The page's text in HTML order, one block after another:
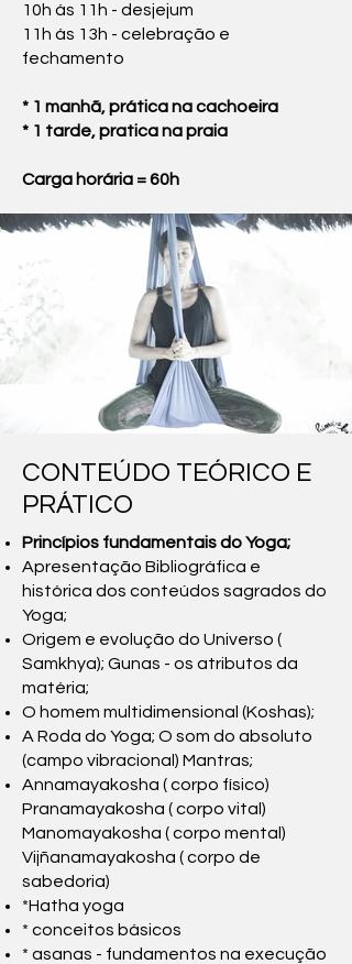
10h ás 11h - desjejum
11h ás 13h - celebração e
fechamento
* 1 manhã, prática na cachoeira
* 1 tarde, pratica na praia
Carga horária = 60h
CONTEÚDO TEÓRICO E
PRÁTICO
Princípios fundamentais do Yoga;
Apresentação Bibliográfica e
histórica dos conteúdos sagrados do
Yoga;
Origem e evolução do Universo (
Samkhya); Gunas - os atributos da
matéria;
O homem multidimensional (Koshas);
A Roda do Yoga; O som do absoluto
(campo vibracional) Mantras;
Annamayakosha ( corpo físico)
Pranamayakosha ( corpo vital)
Manomayakosha ( corpo mental)
Vijñanamayakosha ( corpo de
sabedoria)
*Hatha yoga
* conceitos básicos
* asanas - fundamentos na execução